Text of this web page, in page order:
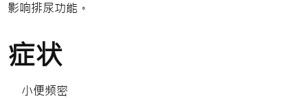
影响排尿功能。
症状
小便频密